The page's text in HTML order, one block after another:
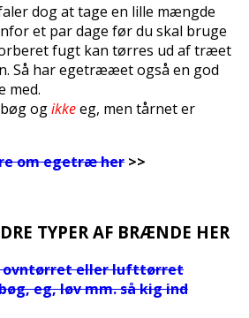
dog at tage en lille mængde
et par dage før du skal bruge
fugt kan tørres ud af træet
Så har egetrææet også en god
med.
ogikkeeg, men tårnet er
om egetræ her >>
TYPER AF BRÆNDE HER
ovntørret eller lufttørret
eg, løv mm. så kig ind